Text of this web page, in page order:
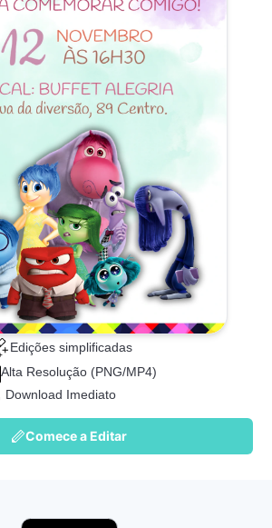
Edições simplificadas
Alta Resolução (PNG/MP4)
Download Imediato
Comece a Editar